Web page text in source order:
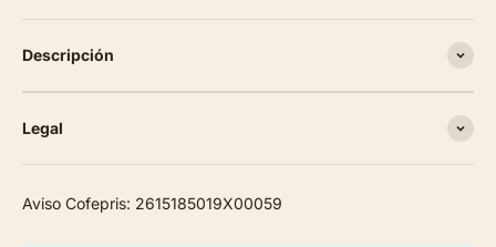
Descripción
Legal
Aviso Cofepris: 2615185019X00059